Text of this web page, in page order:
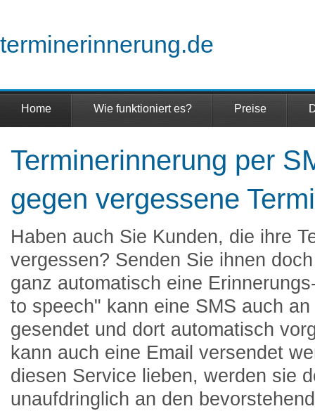
terminerinnerung.de
Home Wie funktioniert es? Preise
Terminerinnerung per
gegen vergessene
Haben auch Sie Kunden, die ihre
vergessen? Senden Sie ihnen
ganz automatisch eine
to speech" kann eine SMS auch
gesendet und dort automatisch
kann auch eine Email versendet
diesen Service lieben, werden sie
unaufdringlich an den